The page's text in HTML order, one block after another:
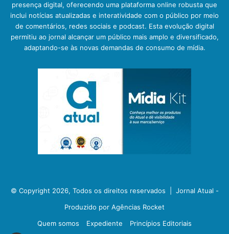
presença digital, oferecendo uma plataforma online robusta que
inclui notícias atualizadas e interatividade com o público por meio
de comentários, redes sociais e podcast. Esta evolução digital
permitiu ao jornal alcançar um público mais amplo e diversificado,
adaptando-se às novas demandas de consumo de mídia.
© Copyright 2026, Todos os direitos reservados | Jornal Atual -
Produzido por Agências Rocket
Quem somos
Expediente Princípios Editoriais